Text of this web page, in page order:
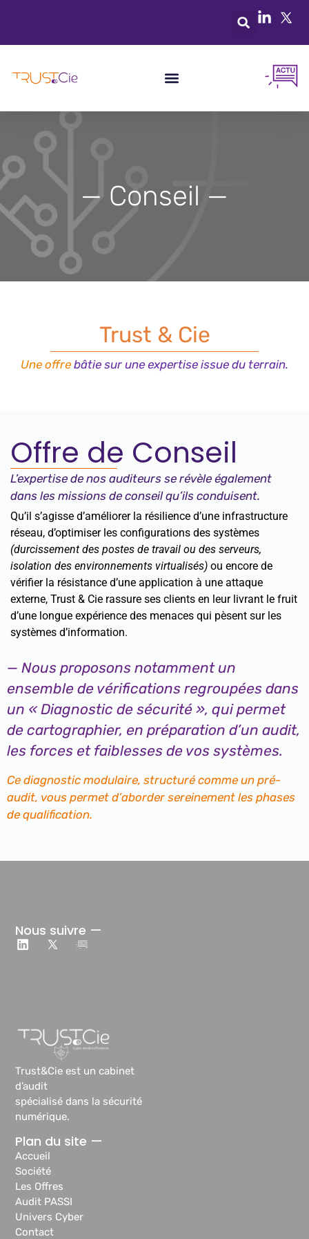
— Conseil —
Trust & Cie
Une offre bâtie sur une expertise issue du terrain.
Offre de Conseil
L’expertise de nos auditeurs se révèle également
dans les missions de conseil qu’ils conduisent.
Qu’il s’agisse d’améliorer la résilience d’une infrastructure
réseau, d’optimiser les configurations des systèmes
(durcissement des postes de travail ou des serveurs,
isolation des environnements virtualisés) ou encore de
vérifier la résistance d’une application à une attaque
externe, Trust & Cie rassure ses clients en leur livrant le fruit
d’une longue expérience des menaces qui pèsent sur les
systèmes d’information.
— Nous proposons notamment un
ensemble de vérifications regroupées dans
un « Diagnostic de sécurité », qui permet
de cartographier, en préparation d’un audit,
les forces et faiblesses de vos systèmes.
Ce diagnostic modulaire, structuré comme un pré-
audit, vous permet d’aborder sereinement les phases
de qualification.
Trust&Cie est un cabinet
d’audit
spécialisé dans la sécurité
numérique.
Plan du site —
Accueil
Société
Les Offres
Audit PASSI
Univers Cyber
Contact
Nous suivre —